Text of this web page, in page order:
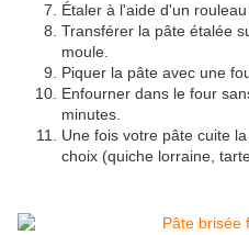
Étaler à l'aide d'un
Transférer la pâte étalée
moule.
Piquer la pâte avec une
Enfourner dans le four
minutes.
Une fois votre pâte cuite
choix (quiche lorraine,